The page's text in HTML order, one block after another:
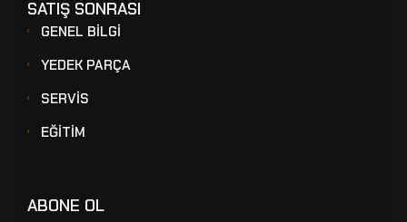
SATIŞ SONRASI
GENEL BİLGİ
YEDEK PARÇA
SERVİS
EĞİTİM
ABONE OL